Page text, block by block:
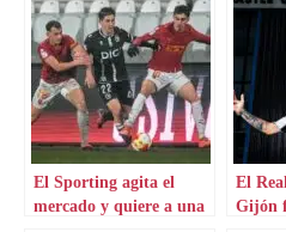
El Sporting agita el
mercado y quiere a una
El
Gijón